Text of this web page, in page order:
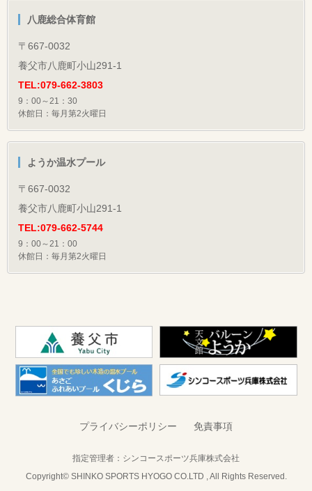
八鹿総合体育館
〒667-0032
養父市八鹿町小山291-1
TEL:079-662-3803
9：00～21：30
休館日：毎月第2火曜日
ようか温水プール
〒667-0032
養父市八鹿町小山291-1
TEL:079-662-5744
9：00～21：00
休館日：毎月第2火曜日
プライバシーポリシー 免責事項
指定管理者： シンコースポーツ兵庫株式会社
Copyright© SHINKO SPORTS HYOGO CO.LTD , All Rights Reserved.